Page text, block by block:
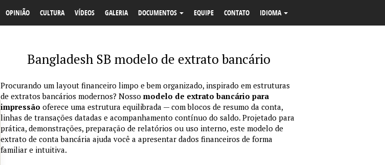
OPINIÃO CULTURA VÍDEOS GALERIA DOCUMENTOS EQUIPE CONTATO IDIOMA
Bangladesh SB modelo de extrato bancário
Procurando um layout financeiro limpo e bem organizado, inspirado em estruturas
de extratos bancários modernos? Nosso modelo de extrato bancário para
impressão oferece uma estrutura equilibrada — com blocos de resumo da conta,
linhas de transações datadas e acompanhamento contínuo do saldo. Projetado para
prática, demonstrações, preparação de relatórios ou uso interno, este modelo de
extrato de conta bancária ajuda você a apresentar dados financeiros de forma
familiar e intuitiva.